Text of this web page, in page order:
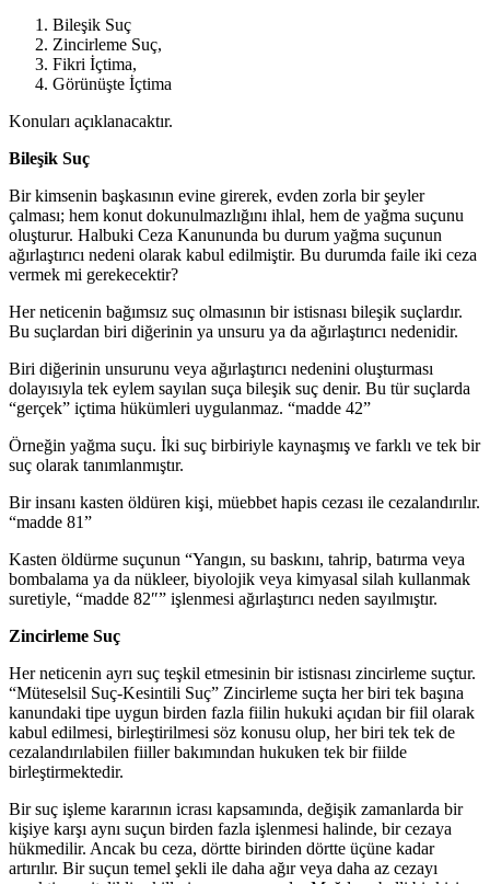
Bileşik Suç
Zincirleme Suç,
Fikri İçtima,
Görünüşte İçtima
Konuları açıklanacaktır.
Bileşik Suç
Bir kimsenin başkasının evine girerek, evden zorla bir şeyler
çalması; hem konut dokunulmazlığını ihlal, hem de yağma suçunu
oluşturur. Halbuki Ceza Kanununda bu durum yağma suçunun
ağırlaştırıcı nedeni olarak kabul edilmiştir. Bu durumda faile iki ceza
vermek mi gerekecektir?
Her neticenin bağımsız suç olmasının bir istisnası bileşik suçlardır.
Bu suçlardan biri diğerinin ya unsuru ya da ağırlaştırıcı nedenidir.
Biri diğerinin unsurunu veya ağırlaştırıcı nedenini oluşturması
dolayısıyla tek eylem sayılan suça bileşik suç denir. Bu tür suçlarda
“gerçek” içtima hükümleri uygulanmaz. “madde 42”
Örneğin yağma suçu. İki suç birbiriyle kaynaşmış ve farklı ve tek bir
suç olarak tanımlanmıştır.
Bir insanı kasten öldüren kişi, müebbet hapis cezası ile cezalandırılır.
“madde 81”
Kasten öldürme suçunun “Yangın, su baskını, tahrip, batırma veya
bombalama ya da nükleer, biyolojik veya kimyasal silah kullanmak
suretiyle, “madde 82″” işlenmesi ağırlaştırıcı neden sayılmıştır.
Zincirleme Suç
Her neticenin ayrı suç teşkil etmesinin bir istisnası zincirleme suçtur.
“Müteselsil Suç-Kesintili Suç” Zincirleme suçta her biri tek başına
kanundaki tipe uygun birden fazla fiilin hukuki açıdan bir fiil olarak
kabul edilmesi, birleştirilmesi söz konusu olup, her biri tek tek de
cezalandırılabilen fiiller bakımından hukuken tek bir fiilde
birleştirmektedir.
Bir suç işleme kararının icrası kapsamında, değişik zamanlarda bir
kişiye karşı aynı suçun birden fazla işlenmesi halinde, bir cezaya
hükmedilir. Ancak bu ceza, dörtte birinden dörtte üçüne kadar
artırılır. Bir suçun temel şekli ile daha ağır veya daha az cezayı